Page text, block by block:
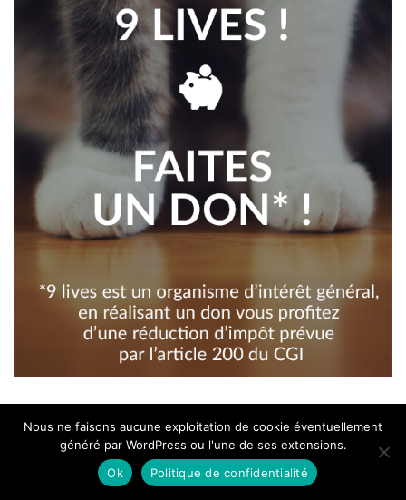
Articles les plus lus
Rencontres de Bamako 2017 : Coup de coeur –
Nous ne faisons aucune exploitation de cookie éventuellement
généré par WordPress ou l'une de ses extensions.
Ok
Politique de confidentialité